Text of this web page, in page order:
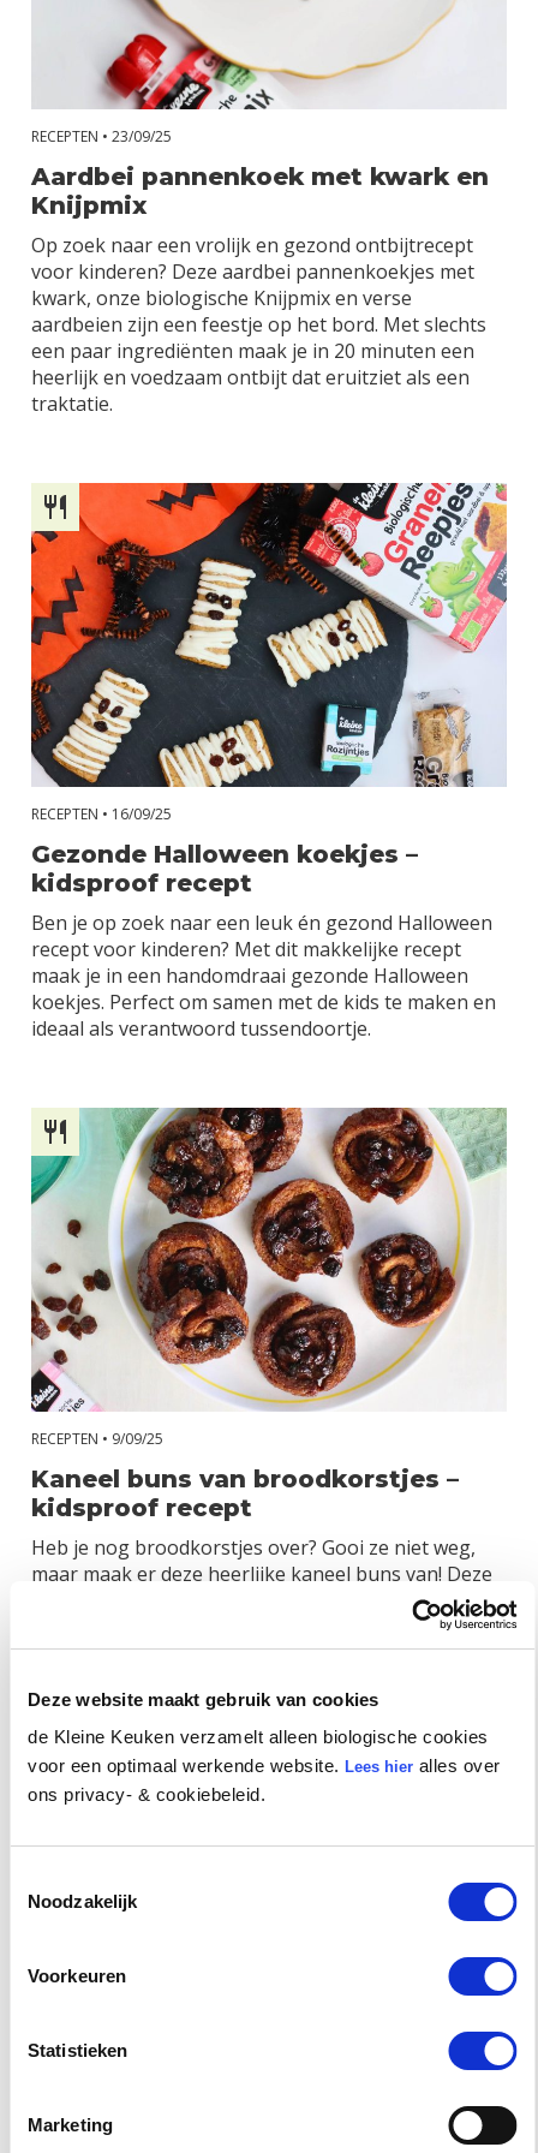
Deze website maakt gebruik van cookies
de Kleine Keuken verzamelt alleen biologische cookies
voor een optimaal werkende website. Lees hier alles over
ons privacy- & cookiebeleid.
Noodzakelijk
Voorkeuren
Statistieken
Marketing
RECEPTEN • 23/09/25
Aardbei pannenkoek met kwark en
Knijpmix
Op zoek naar een vrolijk en gezond ontbijtrecept
voor kinderen? Deze aardbei pannenkoekjes met
kwark, onze biologische Knijpmix en verse
aardbeien zijn een feestje op het bord. Met slechts
een paar ingrediënten maak je in 20 minuten een
heerlijk en voedzaam ontbijt dat eruitziet als een
traktatie.
RECEPTEN • 16/09/25
Gezonde Halloween koekjes –
kidsproof recept
Ben je op zoek naar een leuk én gezond Halloween
recept voor kinderen? Met dit makkelijke recept
maak je in een handomdraai gezonde Halloween
koekjes. Perfect om samen met de kids te maken en
ideaal als verantwoord tussendoortje.
RECEPTEN • 9/09/25
Kaneel buns van broodkorstjes –
kidsproof recept
Heb je nog broodkorstjes over? Gooi ze niet weg,
maar maak er deze heerlijke kaneel buns van! Deze
gezonde variant op de klassieke kaneelrolletjes
(cinnamon buns) is perfect voor je kleine én jezelf ;).
Op zoek naar een origineel én lekker Halloween